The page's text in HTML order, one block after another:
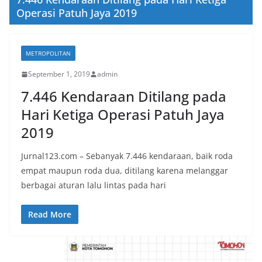
Operasi Patuh Jaya 2019
METROPOLITAN
September 1, 2019 admin
7.446 Kendaraan Ditilang pada
Hari Ketiga Operasi Patuh Jaya
2019
Jurnal123.com – Sebanyak 7.446 kendaraan, baik roda
empat maupun roda dua, ditilang karena melanggar
berbagai aturan lalu lintas pada hari
Read More